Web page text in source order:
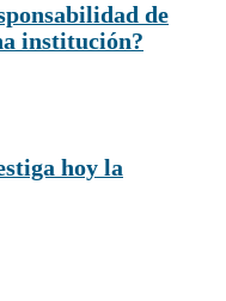
de
institución?
hoy la